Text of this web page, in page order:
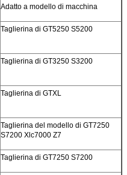
Adatto a modello di macchina
Taglierina di GT5250 S5200
Taglierina di GT3250 S3200
Taglierina di GTXL
Taglierina del modello di GT7250
S7200 Xlc7000 Z7
Taglierina di GT7250 S7200